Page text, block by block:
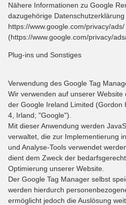
Nähere Informationen zu Google
dazugehörige
https://www.google.com/privacy/ads/
(https://www.google.com/privacy/
Plug-ins und Sonstiges
Verwendung des Google Tag
Wir verwenden auf unserer Website
der Google Ireland Limited (Gordon
4, Irland; "Google").
Mit dieser Anwendung werden
verwaltet, die zur Implementierung
und Analyse-Tools verwendet
dient dem Zweck der
Optimierung unserer Website.
Der Google Tag Manager selbst
werden hierdurch
ermöglicht jedoch die Auslösung